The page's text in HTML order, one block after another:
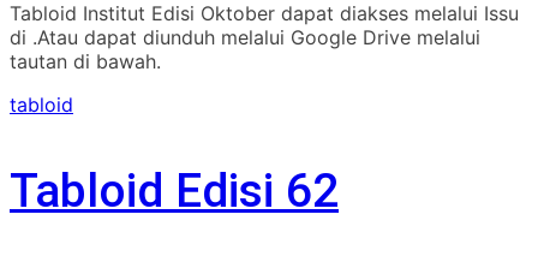
Tabloid Institut Edisi Oktober dapat diakses melalui Issu
di .Atau dapat diunduh melalui Google Drive melalui
tautan di bawah.
tabloid
Tabloid Edisi 62